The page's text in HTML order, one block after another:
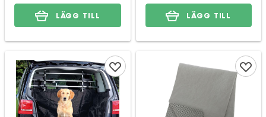
LÄGG TILL LÄGG TILL